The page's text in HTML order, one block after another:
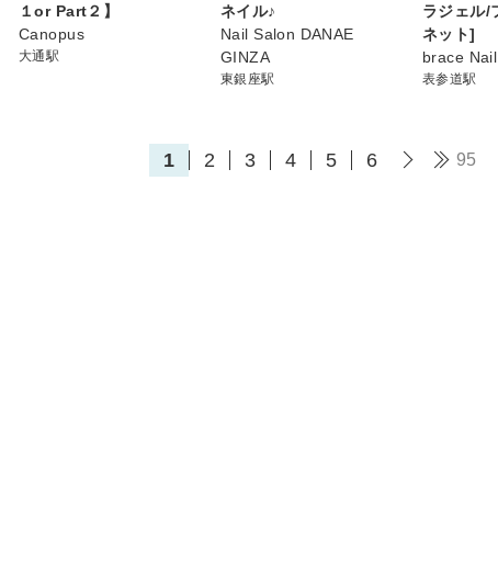
１or Part２】
Canopus
大通駅
ネイル♪
Nail Salon DANAE
GINZA
東銀座駅
ラジェル/
ネット]
brace Nail
表参道駅
1 2 3 4 5 6 95